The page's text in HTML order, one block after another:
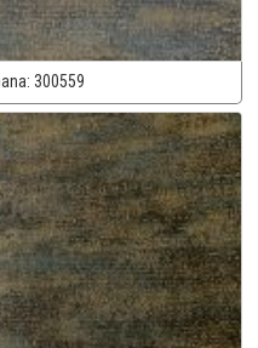
300559